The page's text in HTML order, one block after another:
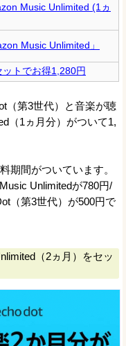
Music Unlimited (1ヵ
Music Unlimited」
トでお得1,280円
（第3世代）と音楽が聴
（1ヵ月分）がついて1,
期間がついています。
Unlimitedが780円/
（第3世代）が500円で
（2ヵ月）をセッ